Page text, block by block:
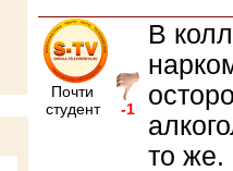
Почти
студент
-1
В
то же.